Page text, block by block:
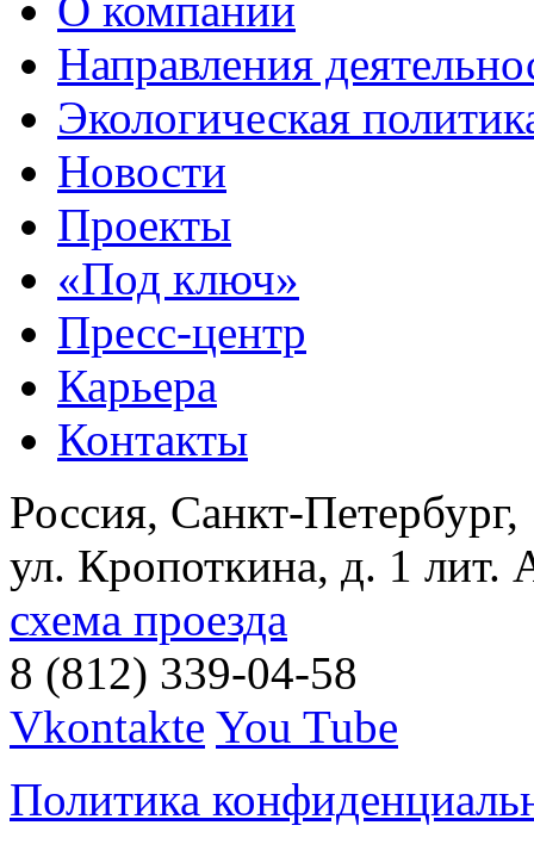
Направления
Экологическая
Новости
Проекты
«Под ключ»
Пресс-центр
Карьера
Контакты
Россия, Санкт-Петербург,
ул. Кропоткина, д. 1 лит.
схема проезда
8 (812) 339-04-58
Vkontakte You Tube
Политика